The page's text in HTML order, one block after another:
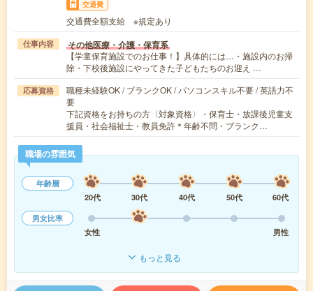
交通費
交通費全額支給 ※規定あり
仕事内容 その他医療・介護・保育系
【学童保育施設でのお仕事！】具体的には…・施設内のお掃
除・下校後施設にやってきた子どもたちのお迎え …
応募資格
職種未経験OK / ブランクOK / パソコンスキル不要 / 英語力不
要
下記資格をお持ちの方〈対象資格〉・保育士・放課後児童支
援員・社会福祉士・教員免許＊年齢不問・ブランク…
職場の雰囲気
年齢層
20代
30代 40代 50代
60代
男女比率
女性
男性
もっと見る